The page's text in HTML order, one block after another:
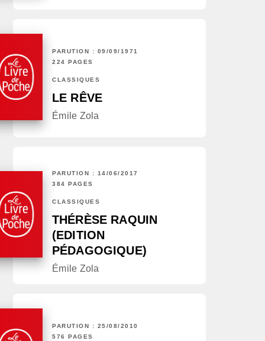
PARUTION : 09/09/1971
224 PAGES
CLASSIQUES
LE RÊVE
Émile Zola
PARUTION : 14/06/2017
384 PAGES
CLASSIQUES
THÉRÈSE RAQUIN
(EDITION
PÉDAGOGIQUE)
Émile Zola
PARUTION : 25/08/2010
576 PAGES